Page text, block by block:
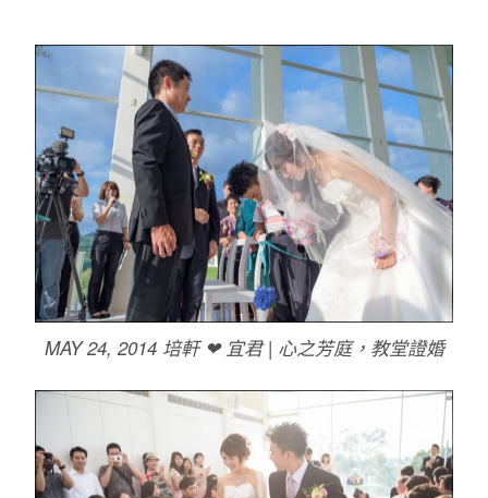
MAY 24, 2014 培軒 ❤ 宜君 | 心之芳庭，教堂證婚